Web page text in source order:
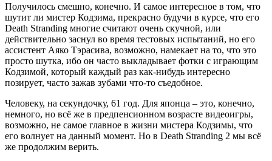
Получилось смешно, конечно. И самое интересное в том, что
шутит ли мистер Кодзима, прекрасно будучи в курсе, что его
Death Stranding многие считают очень скучной, или
действительно заснул во время тестовых испытаний, но его
ассистент Аяко Тэрасива, возможно, намекает на то, что это
просто шутка, ибо он часто выкладывает фотки с играющим
Кодзимой, который каждый раз как-нибудь интересно
позирует, часто зажав зубами что-то съедобное.
Человеку, на секундочку, 61 год. Для японца – это, конечно,
немного, но всё же в предпенсионном возрасте видеоигры,
возможно, не самое главное в жизни мистера Кодзимы, что
его волнует на данный момент. Но в Death Stranding 2 мы всё
же продолжим верить.